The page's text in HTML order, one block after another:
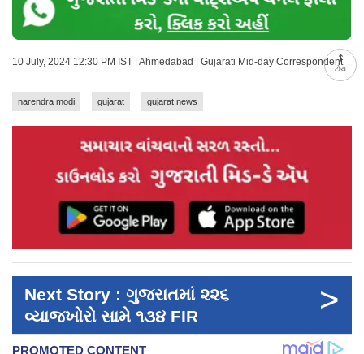
ટોચ
10 July, 2024 12:30 PM IST | Ahmedabad | Gujarati Mid-day Correspondent
narendra modi gujarat gujarat news
Next Story : ગુજરાતમાં ૨૨૬
વ્યાજખોરો સામે ૧૩૪ FIR
>